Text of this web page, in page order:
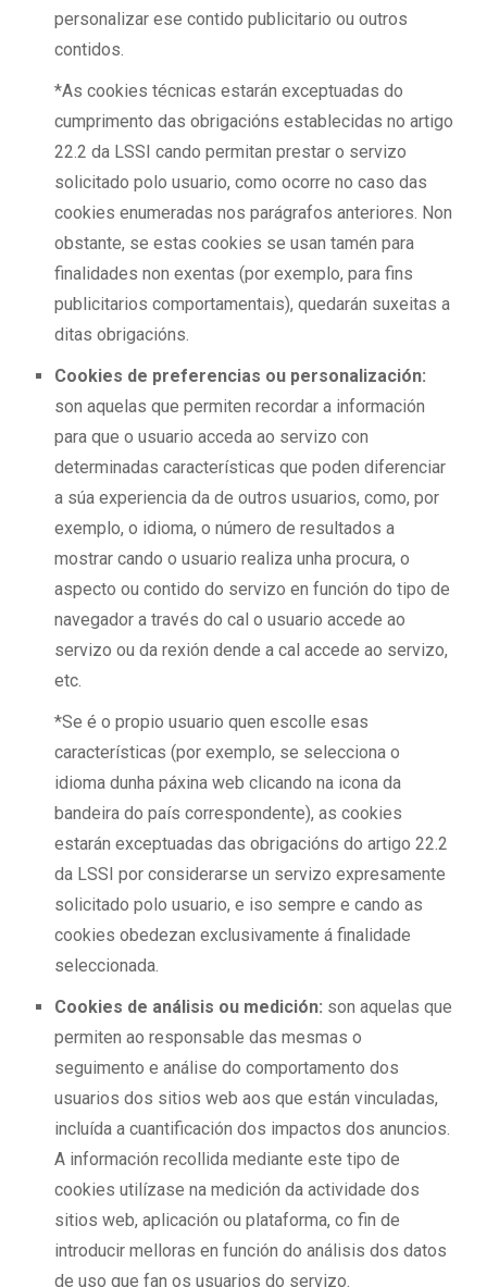
personalizar ese contido publicitario ou outros
contidos.
*As cookies técnicas estarán exceptuadas do
cumprimento das obrigacións establecidas no artigo
22.2 da LSSI cando permitan prestar o servizo
solicitado polo usuario, como ocorre no caso das
cookies enumeradas nos parágrafos anteriores. Non
obstante, se estas cookies se usan tamén para
finalidades non exentas (por exemplo, para fins
publicitarios comportamentais), quedarán suxeitas a
ditas obrigacións.
Cookies de preferencias ou personalización:
son aquelas que permiten recordar a información
para que o usuario acceda ao servizo con
determinadas características que poden diferenciar
a súa experiencia da de outros usuarios, como, por
exemplo, o idioma, o número de resultados a
mostrar cando o usuario realiza unha procura, o
aspecto ou contido do servizo en función do tipo de
navegador a través do cal o usuario accede ao
servizo ou da rexión dende a cal accede ao servizo,
etc.
*Se é o propio usuario quen escolle esas
características (por exemplo, se selecciona o
idioma dunha páxina web clicando na icona da
bandeira do país correspondente), as cookies
estarán exceptuadas das obrigacións do artigo 22.2
da LSSI por considerarse un servizo expresamente
solicitado polo usuario, e iso sempre e cando as
cookies obedezan exclusivamente á finalidade
seleccionada.
Cookies de análisis ou medición: son aquelas que
permiten ao responsable das mesmas o
seguimento e análise do comportamento dos
usuarios dos sitios web aos que están vinculadas,
incluída a cuantificación dos impactos dos anuncios.
A información recollida mediante este tipo de
cookies utilízase na medición da actividade dos
sitios web, aplicación ou plataforma, co fin de
introducir melloras en función do análisis dos datos
de uso que fan os usuarios do servizo.